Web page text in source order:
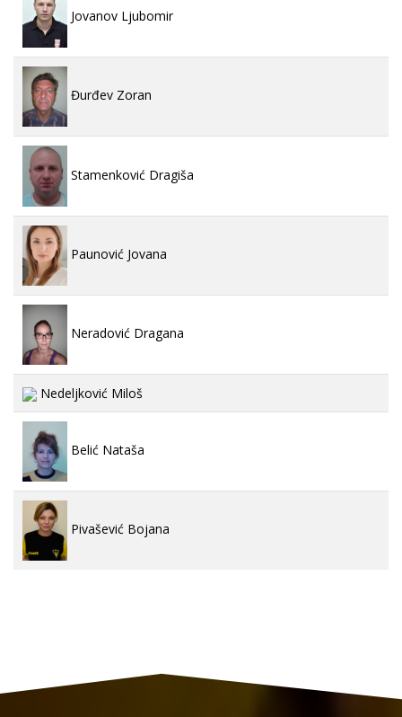
Jovanov Ljubomir
Đurđev Zoran
Stamenković Dragiša
Paunović Jovana
Neradović Dragana
Nedeljković Miloš
Belić Nataša
Pivašević Bojana